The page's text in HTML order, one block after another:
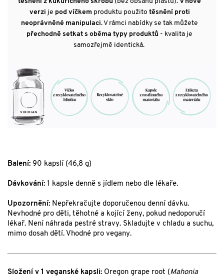
verzi je pod víčkemproduktu použito těsnění proti
neoprávněné manipulaci. V rámci nabídky se tak můžete
přechodně setkat s oběma typy produktů - kvalita je
samozřejmě identická.
Balení: 90 kapslí (46,8 g)
Dávkování: 1 kapsle denně s jídlem nebo dle lékaře.
Upozornění: Nepřekračujte doporučenou denní dávku.
Nevhodné pro děti, těhotné a kojící ženy, pokud nedoporučí
lékař. Není náhrada pestré stravy. Skladujte v chladu a suchu,
mimo dosah dětí. Vhodné pro vegany.
Složení v 1 veganské kapsli: Oregon grape root (Mahonia